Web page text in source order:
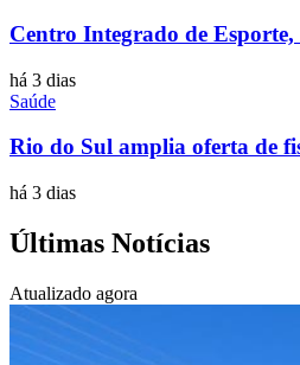
Centro Integrado de
há 3 dias
Saúde
Rio do Sul amplia oferta de
há 3 dias
Últimas Notícias
Atualizado agora